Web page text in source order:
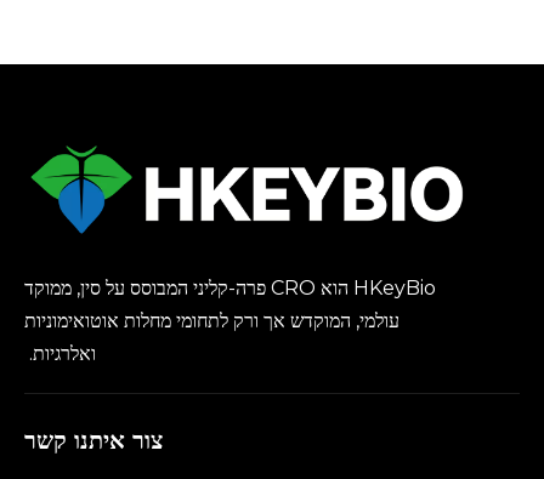
HKeyBio הוא CRO פרה-קליני המבוסס על סין, ממוקד
עולמי, המוקדש אך ורק לתחומי מחלות אוטואימוניות
ואלרגיות.
צור איתנו קשר